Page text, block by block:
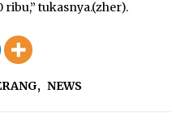
Jiwa
2026
ribu,” tukasnya.(zher).
, NEWS